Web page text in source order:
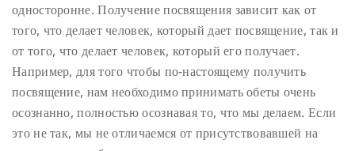
односторонне. Получение посвящения зависит как от
того, что делает человек, который дает посвящение, так и
от того, что делает человек, который его получает.
Например, для того чтобы по-настоящему получить
посвящение, нам необходимо принимать обеты очень
осознанно, полностью осознавая то, что мы делаем. Если
это не так, мы не отличаемся от присутствовавшей на